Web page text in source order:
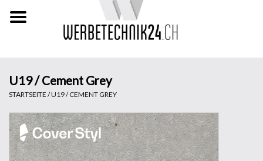
Fertigung & Montage
U19 / Cement Grey
STARTSEITE /U19 / CEMENT GREY